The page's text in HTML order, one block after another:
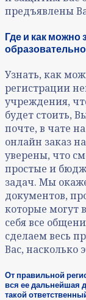
предъявлены
Где и как можно
Узнать, как
регистрации
учреждения,
будет стоить,
почте, в чате
онлайн заказ
уверены, что
простые и
задач. Мы
документов,
которые могут
себя все
сделаем весь
Вас, насколько
От правильной
вся ее дальнейшая
такой